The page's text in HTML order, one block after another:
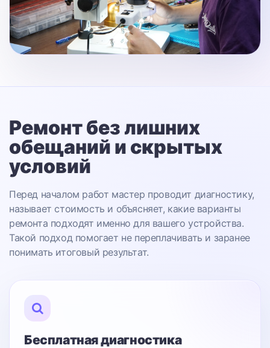
Ремонт без лишних
обещаний и скрытых
условий
Перед началом работ мастер проводит диагностику,
называет стоимость и объясняет, какие варианты
ремонта подходят именно для вашего устройства.
Такой подход помогает не переплачивать и заранее
понимать итоговый результат.
Бесплатная диагностика